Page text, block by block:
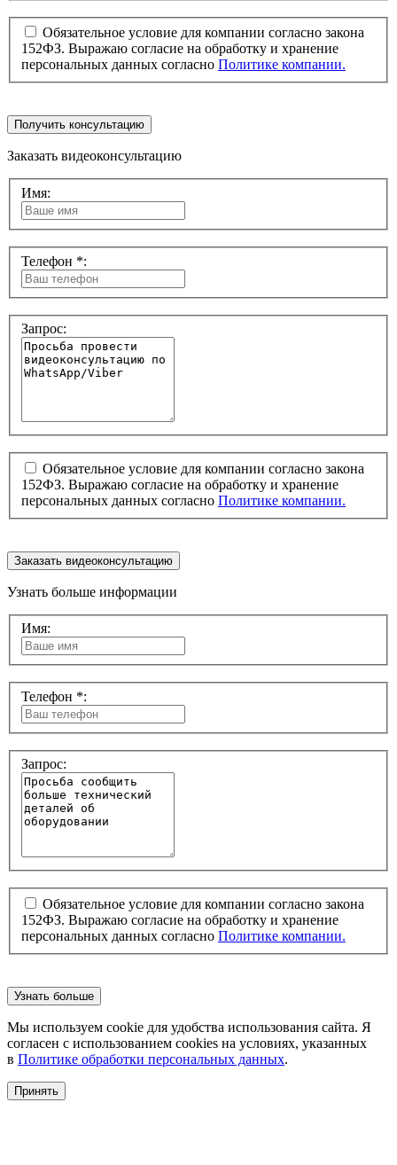
Обязательное условие для компании согласно закона
152ФЗ. Выражаю согласие на обработку и хранение
персональных данных согласно Политике компании.
Получить консультацию
Заказать видеоконсультацию
Имя:
Телефон *:
Запрос:
Обязательное условие для компании согласно закона
152ФЗ. Выражаю согласие на обработку и хранение
персональных данных согласно Политике компании.
Заказать видеоконсультацию
Узнать больше информации
Имя:
Телефон *:
Запрос:
Обязательное условие для компании согласно закона
152ФЗ. Выражаю согласие на обработку и хранение
персональных данных согласно Политике компании.
Узнать больше
Мы используем cookie для удобства использования сайта. Я
согласен с использованием cookies на условиях, указанных
в Политике обработки персональных данных.
Принять